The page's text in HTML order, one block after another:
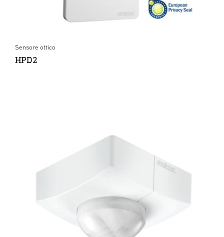
Sensore ottico
HPD2